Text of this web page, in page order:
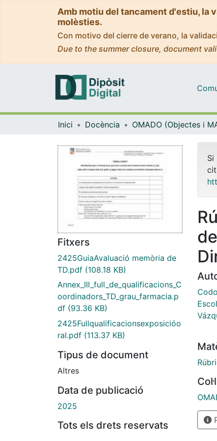
Amb motiu del tancament d'estiu, la
molèsties.
Con motivo del cierre de verano, la
Due to the summer closure, document
Inici Docència
Fitxers
2425GuiaAvaluació memòria de
TD.pdf (108.18 KB)
Annex_III_full_de_qualificacions_C
oordinadors_TD_grau_farmacia.p
df (93.36 KB)
2425Fullqualificacionsexposicióo
ral.pdf (113.37 KB)
Tipus de document
Altres
Data de publicació
2025
Tots els drets reservats
Si